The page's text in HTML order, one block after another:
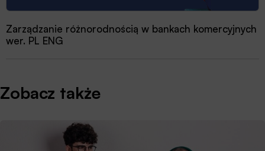
Zarządzanie różnorodnością w bankach komercyjnych
wer. PL ENG
Zobacz także